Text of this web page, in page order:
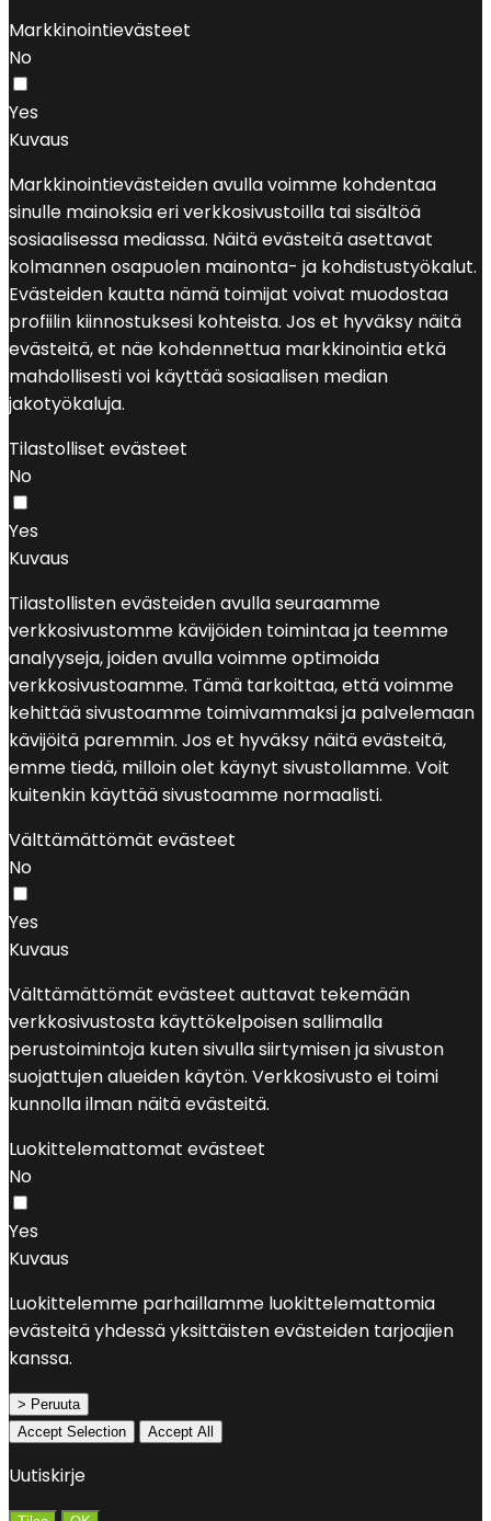
Markkinointievästeet
No
Yes
Kuvaus
Markkinointievästeiden avulla voimme kohdentaa
sinulle mainoksia eri verkkosivustoilla tai sisältöä
sosiaalisessa mediassa. Näitä evästeitä asettavat
kolmannen osapuolen mainonta- ja kohdistustyökalut.
Evästeiden kautta nämä toimijat voivat muodostaa
profiilin kiinnostuksesi kohteista. Jos et hyväksy näitä
evästeitä, et näe kohdennettua markkinointia etkä
mahdollisesti voi käyttää sosiaalisen median
jakotyökaluja.
Tilastolliset evästeet
No
Yes
Kuvaus
Tilastollisten evästeiden avulla seuraamme
verkkosivustomme kävijöiden toimintaa ja teemme
analyyseja, joiden avulla voimme optimoida
verkkosivustoamme. Tämä tarkoittaa, että voimme
kehittää sivustoamme toimivammaksi ja palvelemaan
kävijöitä paremmin. Jos et hyväksy näitä evästeitä,
emme tiedä, milloin olet käynyt sivustollamme. Voit
kuitenkin käyttää sivustoamme normaalisti.
Välttämättömät evästeet
No
Yes
Kuvaus
Välttämättömät evästeet auttavat tekemään
verkkosivustosta käyttökelpoisen sallimalla
perustoimintoja kuten sivulla siirtymisen ja sivuston
suojattujen alueiden käytön. Verkkosivusto ei toimi
kunnolla ilman näitä evästeitä.
Luokittelemattomat evästeet
No
Yes
Kuvaus
Luokittelemme parhaillamme luokittelemattomia
evästeitä yhdessä yksittäisten evästeiden tarjoajien
kanssa.
> Peruuta
Accept Selection
Accept All
Uutiskirje